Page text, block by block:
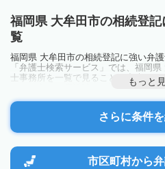
福岡県 大牟田市の相続登
覧
福岡県 大牟田市の相続登記に強い弁
「弁護士検索サービス」では、福岡
士事務所を一覧で見ることが出来ます
ている方は一度近隣の弁護士に相談し
もっと
さらに条件
市区町村から